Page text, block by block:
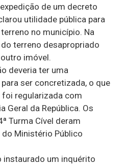
de um decreto
utilidade pública para
no município. Na
terreno desapropriado
imóvel.
deveria ter uma
ser concretizada, o que
foi regularizada com
Geral da República. Os
Turma Cível deram
Ministério Público
instaurado um inquérito